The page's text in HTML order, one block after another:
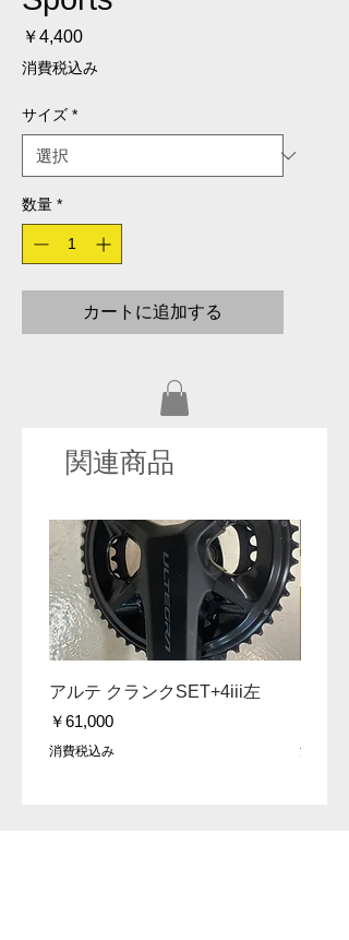
￥4,400価格
消費税込み
サイズ *
数量 *
カートに追加する
関連商品
アルテ クランクSET+4iii左
価格
￥61,000
消費税込み 消費税込